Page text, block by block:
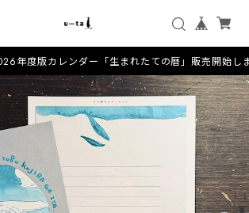
年度版カレンダー「生まれたての暦」販売開始しま